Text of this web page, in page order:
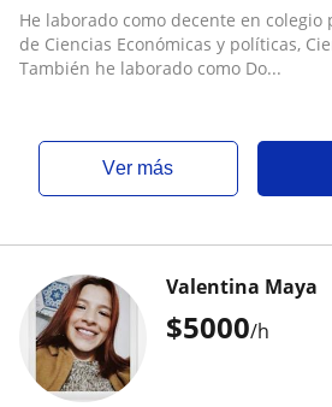
He laborado como decente en colegio
de Ciencias Económicas y políticas,
También he laborado como Do...
ver más
$5000/h
Valentina Maya